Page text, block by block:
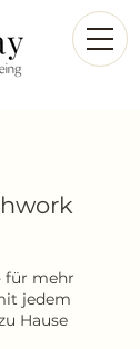
für mehr
jedem
Hause